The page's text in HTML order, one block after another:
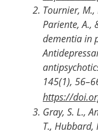
Tournier, M.,
Pariente, A.,
dementia in
145(1),
https://
Gray, S. L.,
T., Hubbard,